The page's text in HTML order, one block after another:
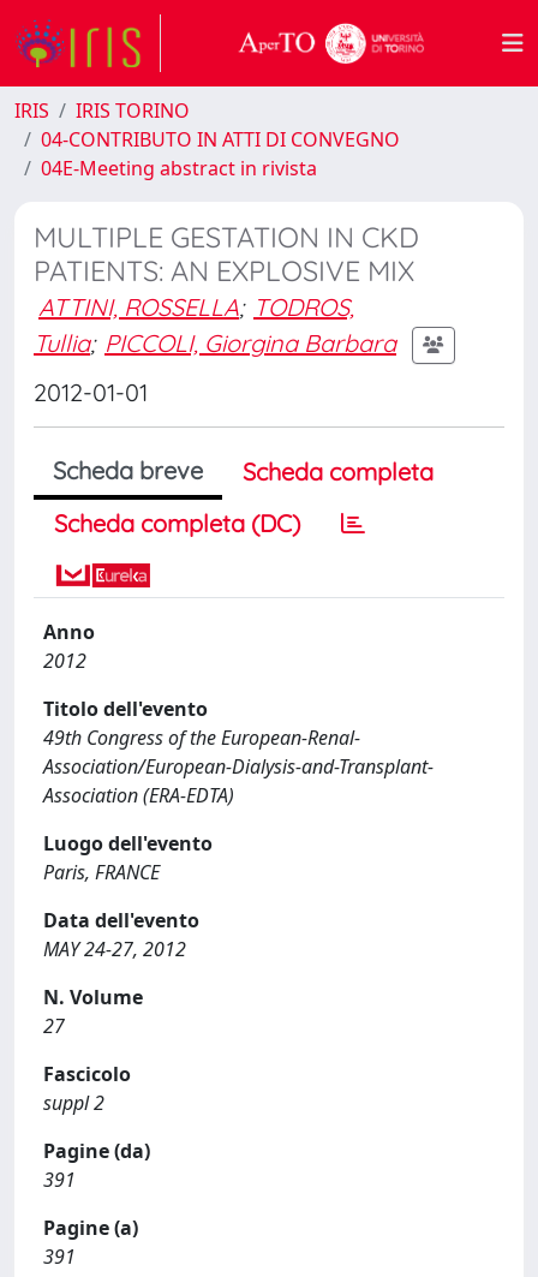
IRIS
IRIS TORINO
04-CONTRIBUTO IN ATTI DI CONVEGNO
04E-Meeting abstract in rivista
MULTIPLE GESTATION IN CKD
PATIENTS: AN EXPLOSIVE MIX
ATTINI, ROSSELLA; TODROS,
Tullia; PICCOLI, Giorgina Barbara
2012-01-01
Scheda breve
Scheda completa
Scheda completa (DC)
Anno
2012
Titolo dell'evento
49th Congress of the European-Renal-
Association/European-Dialysis-and-Transplant-
Association (ERA-EDTA)
Luogo dell'evento
Paris, FRANCE
Data dell'evento
MAY 24-27, 2012
N. Volume
27
Fascicolo
suppl 2
Pagine (da)
391
Pagine (a)
391